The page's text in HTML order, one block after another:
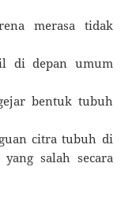
merasa tidak
di depan umum
bentuk tubuh
citra tubuh di
salah secara